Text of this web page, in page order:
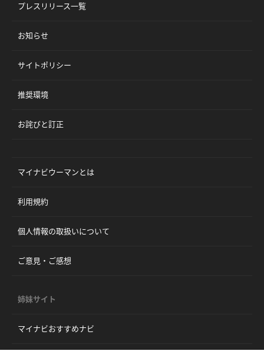
プレスリリース一覧
お知らせ
サイトポリシー
推奨環境
お詫びと訂正
マイナビウーマンとは
利用規約
個人情報の取扱いについて
ご意見・ご感想
姉妹サイト
マイナビおすすめナビ